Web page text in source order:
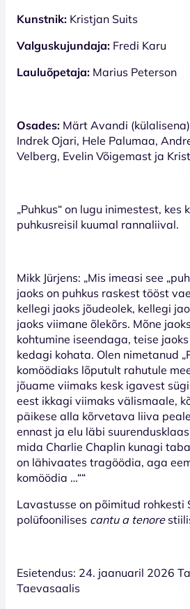
Kunstnik: Kristjan Suits
Valguskujundaja: Fredi Karu
Lauluõpetaja: Marius Peterson
Osades: Märt Avandi
Indrek Ojari, Hele Palumaa,
Velberg, Evelin Võigemast ja
„Puhkus“ on lugu inimestest,
puhkusreisil kuumal rannaliival.
Mikk Jürjens: „Mis imeasi see
jaoks on puhkus raskest tööst
kellegi jaoks jõudeolek, kellegi
jaoks viimane õlekõrs. Mõne
kohtumine iseendaga, teise
kedagi kohata. Olen nimetanud
komöödiaks lõputult rahutule
jõuame viimaks kesk igavest
eest ikkagi viimaks välismaale,
päikese alla kõrvetava liiva
ennast ja elu läbi
mida Charlie Chaplin kunagi
on lähivaates tragöödia, aga
komöödia …““
Lavastusse on põimitud rohkesti
polüfoonilises cantu a tenore
Esietendus: 24. jaanuaril 2026
Taevasaalis